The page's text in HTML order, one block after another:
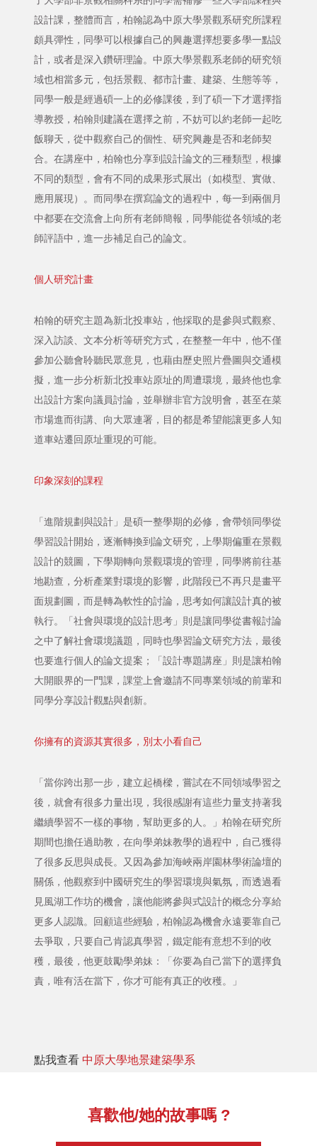
設計課，整體而言，柏翰認為中原大學景觀系研究所課程
頗具彈性，同學可以根據自己的興趣選擇想要多學一點設
計，或者是深入鑽研理論。中原大學景觀系老師的研究領
域也相當多元，包括景觀、都市計畫、建築、生態等等，
同學一般是經過碩一上的必修課後，到了碩一下才選擇指
導教授，柏翰則建議在選擇之前，不妨可以約老師一起吃
飯聊天，從中觀察自己的個性、研究興趣是否和老師契
合。在講座中，柏翰也分享到設計論文的三種類型，根據
不同的類型，會有不同的成果形式展出（如模型、實做、
應用展現）。而同學在撰寫論文的過程中，每一到兩個月
中都要在交流會上向所有老師簡報，同學能從各領域的老
師評語中，進一步補足自己的論文。
個人研究計畫
柏翰的研究主題為新北投車站，他採取的是參與式觀察、
深入訪談、文本分析等研究方式，在整整一年中，他不僅
參加公聽會聆聽民眾意見，也藉由歷史照片疊圖與交通模
擬，進一步分析新北投車站原址的周遭環境，最終他也拿
出設計方案向議員討論，並舉辦非官方說明會，甚至在菜
市場進而街講、向大眾連署，目的都是希望能讓更多人知
道車站遷回原址重現的可能。
印象深刻的課程
「進階規劃與設計」是碩一整學期的必修，會帶領同學從
學習設計開始，逐漸轉換到論文研究，上學期偏重在景觀
設計的競圖，下學期轉向景觀環境的管理，同學將前往基
地勘查，分析產業對環境的影響，此階段已不再只是畫平
面規劃圖，而是轉為軟性的討論，思考如何讓設計真的被
執行。「社會與環境的設計思考」則是讓同學從書報討論
之中了解社會環境議題，同時也學習論文研究方法，最後
也要進行個人的論文提案；「設計專題講座」則是讓柏翰
大開眼界的一門課，課堂上會邀請不同專業領域的前輩和
同學分享設計觀點與創新。
你擁有的資源其實很多，別太小看自己
「當你跨出那一步，建立起橋樑，嘗試在不同領域學習之
後，就會有很多力量出現，我很感謝有這些力量支持著我
繼續學習不一樣的事物，幫助更多的人。」柏翰在研究所
期間也擔任過助教，在向學弟妹教學的過程中，自己獲得
了很多反思與成長。又因為參加海峽兩岸園林學術論壇的
關係，他觀察到中國研究生的學習環境與氣氛，而透過看
見風湖工作坊的機會，讓他能將參與式設計的概念分享給
更多人認識。回顧這些經驗，柏翰認為機會永遠要靠自己
去爭取，只要自己肯認真學習，鐵定能有意想不到的收
穫，最後，他更鼓勵學弟妹：「你要為自己當下的選擇負
責，唯有活在當下，你才可能有真正的收穫。」
點我查看 中原大學地景建築學系
喜歡他/她的故事嗎 ?